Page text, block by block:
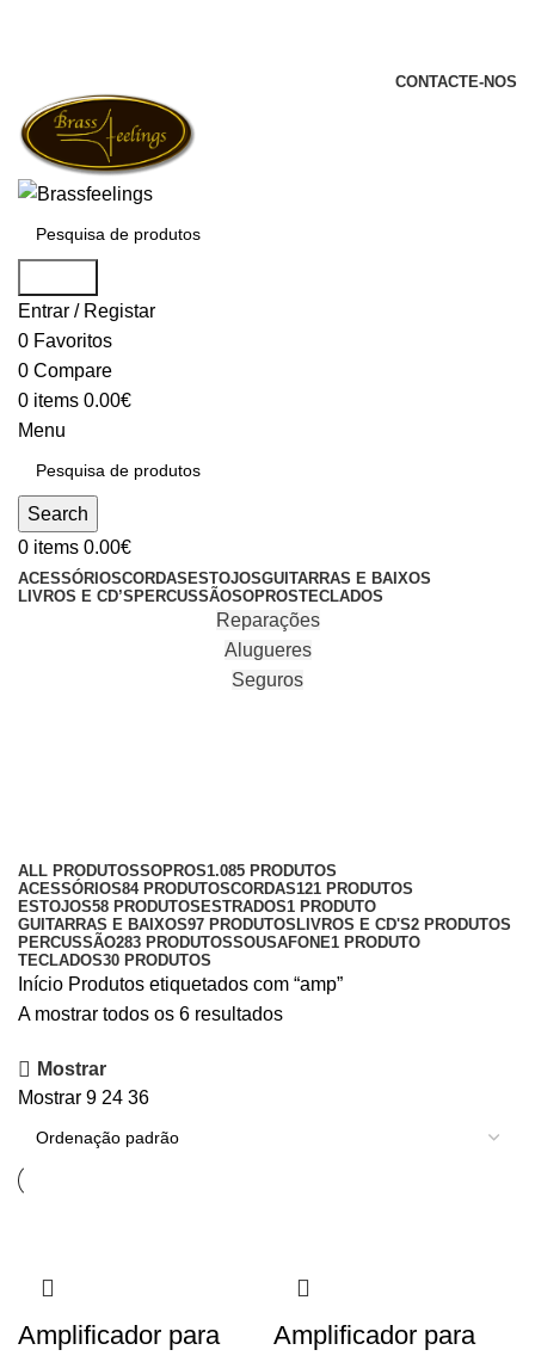
CONTACTE-NOS
Entrar / Registar
0 Favoritos
0 Compare
0 items 0.00€
Menu
Search
0 items 0.00€
ACESSÓRIOSCORDAS ESTOJOSGUITARRAS E BAIXOS
LIVROS E CD’S PERCUSSÃOSOPROSTECLADOS
Reparações
Alugueres
Seguros
ALL PRODUTOSSOPROS1.085 PRODUTOS
ACESSÓRIOS84 PRODUTOSCORDAS121 PRODUTOS
ESTOJOS58 PRODUTOS ESTRADOS1 PRODUTO
GUITARRAS E BAIXOS97 PRODUTOS LIVROS E CD'S2 PRODUTOS
PERCUSSÃO283 PRODUTOSSOUSAFONE1 PRODUTO
TECLADOS30 PRODUTOS
Início Produtos etiquetados com “amp”
A mostrar todos os 6 resultados
Mostrar
Mostrar 9 24 36
Amplificador para
Amplificador para